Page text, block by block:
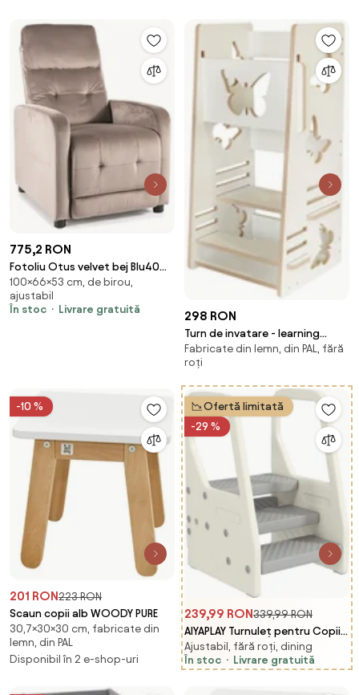
775,2 RON
Fotoliu Otus velvet bej Blu40
H100 cm
100×66×53 cm, de birou,
ajustabil
În stoc
Livrare gratuită 298 RON
Turn de invatare - learning
tower alb fluturasi
Fabricate din lemn, din PAL, fără
roți
-10 %
201 RON223 RON
Scaun copii alb WOODY PURE
30,7×30×30 cm, fabricate din
lemn, din PAL
Disponibil în 2 e-shop-uri
Ofertă limitată
-29 %
239,99 RON339,99 RON
AIYAPLAY Turnuleț pentru Copii
2-5 Ani cu 3 Trepte Reglabile și
Tălpi Antiderapante,
Ajustabil, fără roți, dining
În stoc
Livrare gratuită